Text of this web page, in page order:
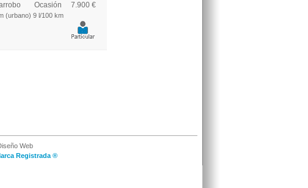
Ocasión 7.900 €
(urbano) 9 l/100 km
Web
Registrada ®